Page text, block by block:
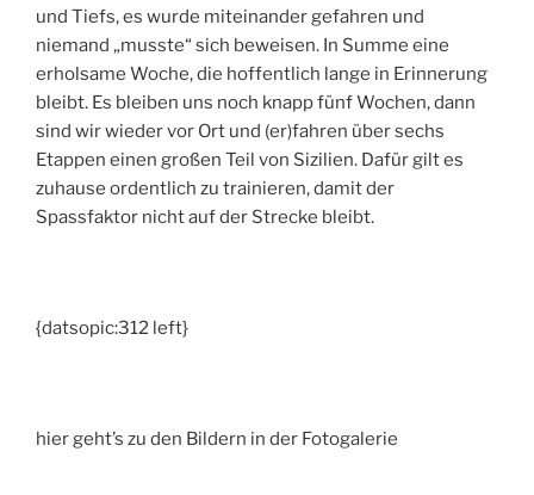
und Tiefs, es wurde miteinander gefahren und
niemand „musste“ sich beweisen. In Summe eine
erholsame Woche, die hoffentlich lange in Erinnerung
bleibt. Es bleiben uns noch knapp fünf Wochen, dann
sind wir wieder vor Ort und (er)fahren über sechs
Etappen einen großen Teil von Sizilien. Dafür gilt es
zuhause ordentlich zu trainieren, damit der
Spassfaktor nicht auf der Strecke bleibt.
{datsopic:312 left}
hier geht’s zu den Bildern in der Fotogalerie